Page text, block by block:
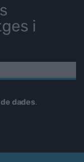
i
dades.